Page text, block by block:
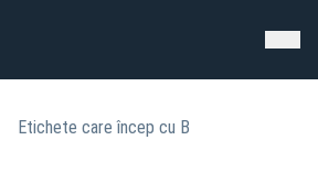
Etichete care încep cu B